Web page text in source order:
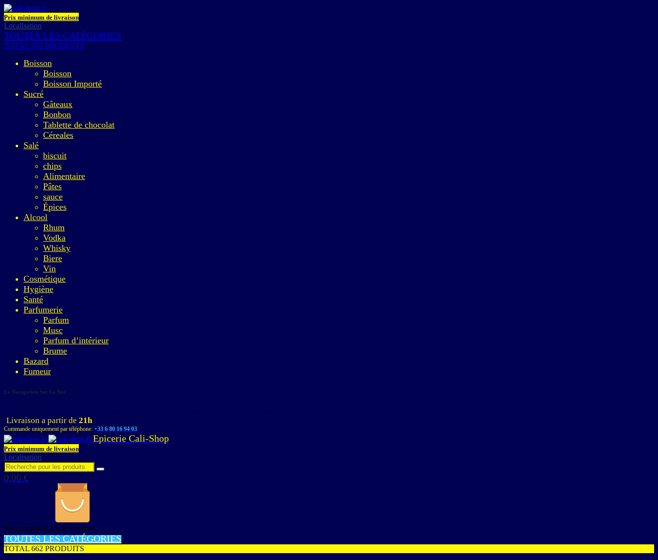
Prix minimum de livraison
Localisation
TOUTES LES CATÉGORIES
TOTAL 662 PRODUITS
Boisson
Boisson
Boisson Importé
Sucré
Gâteaux
Bonbon
Tablette de chocolat
Céreales
Salé
biscuit
chips
Alimentaire
Pâtes
sauce
Épices
Alcool
Rhum
Vodka
Whisky
Biere
Vin
Cosmétique
Hygiène
Santé
Parfumerie
Parfum
Musc
Parfum d’intérieur
Brume
Bazard
Fumeur
La Navigation Sur Le Site
Livraison a partir de 21h
Commande uniquement par téléphone: +33 6 80 16 94 03
Epicerie Cali-Shop
Prix minimum de livraison
Localisation
0,00 €
Pas de produits dans le panier.
TOUTES LES CATÉGORIES
TOTAL 662 PRODUITS